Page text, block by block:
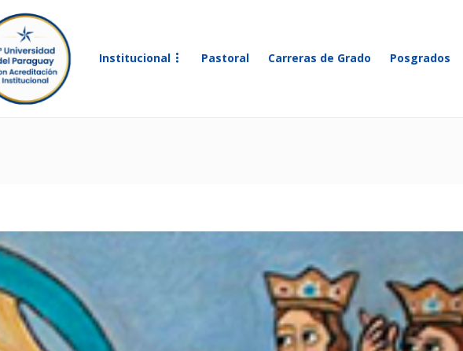
Institucional Pastoral Carreras de Grado Posgrados